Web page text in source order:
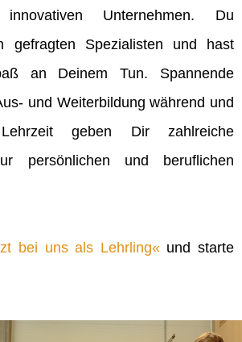
innovativen Unternehmen. Du
gefragten Spezialisten und hast
an Deinem Tun. Spannende
und Weiterbildung während und
geben Dir zahlreiche
persönlichen und beruflichen
bei uns als Lehrling und starte